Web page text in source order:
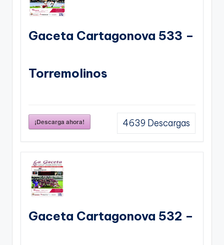
Gaceta Cartagonova 533 –
Torremolinos
¡Descarga ahora! 4639 Descargas
Gaceta Cartagonova 532 –